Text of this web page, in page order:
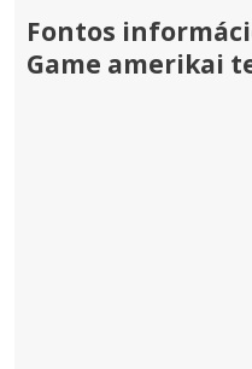
Fontos
Game amerikai